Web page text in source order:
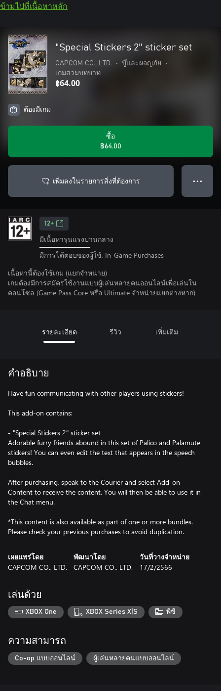
ข้ามไปที่เนื้อหาหลัก
"Special Stickers 2" sticker set
CAPCOM CO., LTD. • บู๊และผจญภัย
•
เกมสวมบทบาท
฿64.00
ต้องมีเกม
ซื้อ
฿64.00
เพิ่มลงในรายการสิ่งที่ต้องการ ● ● ●
12+
มีเนื้อหารุนแรงปานกลาง
มีการโต้ตอบของผู้ใช้, In-Game Purchases
เนื้อหานี้ต้องใช้เกม (แยกจำหน่าย)
เกมต้องมีการสมัครใช้งานแบบผู้เล่นหลายคนออนไลน์เพื่อเล่นใน
คอนโซล (Game Pass Core หรือ Ultimate จําหน่ายแยกต่างหาก)
รายละเอียด รีวิว เพิ่มเติม
คำอธิบาย
Have fun communicating with other players using stickers!
This add-on contains:
- "Special Stickers 2" sticker set
Adorable furry friends abound in this set of Palico and Palamute
stickers! You can even edit the text that appears in the speech
bubbles.
After purchasing, speak to the Courier and select Add-on
Content to receive the content. You will then be able to use it in
the Chat menu.
*This content is also available as part of one or more bundles.
Please check your previous purchases to avoid duplication.
เผยแพร่โดย
CAPCOM CO., LTD.
พัฒนาโดย
CAPCOM CO., LTD.
วันที่วางจำหน่าย
17/2/2566
เล่นด้วย
XBOX One XBOX Series X|S พีซี
ความสามารถ
Co-op แบบออนไลน์ ผู้เล่นหลายคนแบบออนไลน์